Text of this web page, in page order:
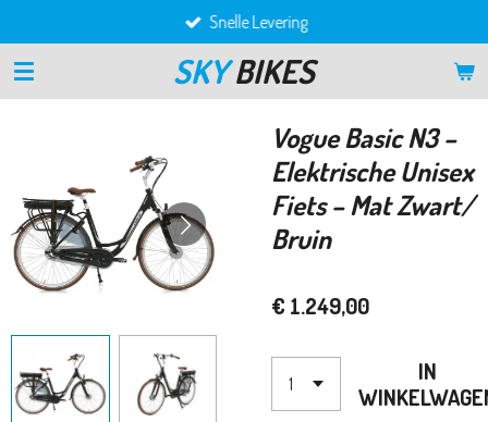
direct
naar
de
SKY BIKES
Snelle Levering
Vogue Basic N3 –
Elektrische Unisex
Fiets – Mat Zwart/
Bruin
€ 1.249,00
IN